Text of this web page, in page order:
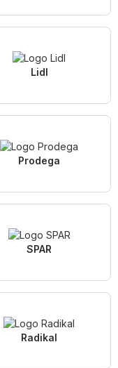
Lidl
Prodega
SPAR
Radikal